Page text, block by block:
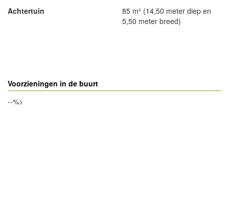
Achtertuin
85 m² (14,50 meter diep en
5,50 meter breed)
Voorzieningen in de buurt
--%>